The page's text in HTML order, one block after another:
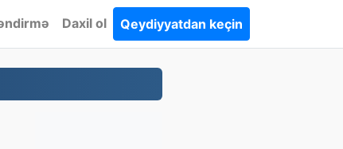
Daxil ol Qeydiyyatdan keçin